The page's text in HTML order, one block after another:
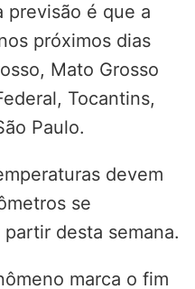
previsão é que a
próximos dias
Mato Grosso
Tocantins,
Paulo.
devem
se
desta semana.
marca o fim